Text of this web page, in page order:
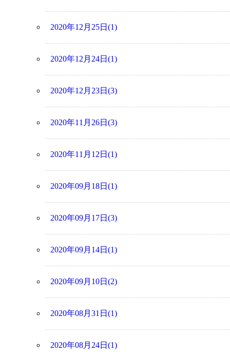
2020年12月25日(1)
2020年12月24日(1)
2020年12月23日(3)
2020年11月26日(3)
2020年11月12日(1)
2020年09月18日(1)
2020年09月17日(3)
2020年09月14日(1)
2020年09月10日(2)
2020年08月31日(1)
2020年08月24日(1)